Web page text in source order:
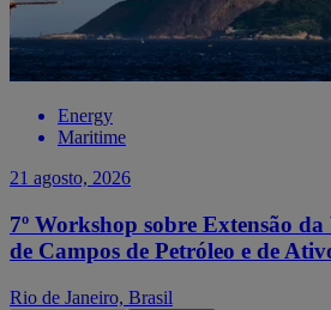
Energy
Maritime
21 agosto, 2026
7º Workshop sobre Extensão
de Campos de Petróleo e de
Rio de Janeiro, Brasil